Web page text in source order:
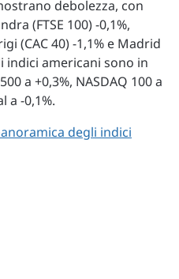
debolezza, con
(FTSE 100) -0,1%,
(CAC 40) -1,1% e Madrid
indici americani sono in
a +0,3%, NASDAQ 100 a
a -0,1%.
degli indici